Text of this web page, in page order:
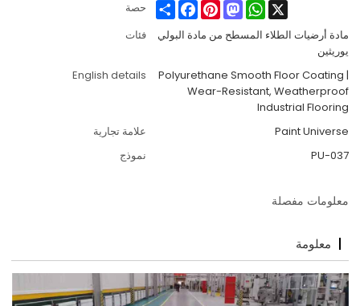
حصةShare
FacebookPinterest
Mastodon
WhatsApp
X
فئات
مادة أرضيات الطلاء المسطح من مادة البولي
يوريثين
English details
Polyurethane Smooth Floor Coating |
Wear-Resistant, Weatherproof
Industrial Flooring
علامة تجارية
Paint Universe
نموذج
PU-037
معلومات مفصلة
معلومة